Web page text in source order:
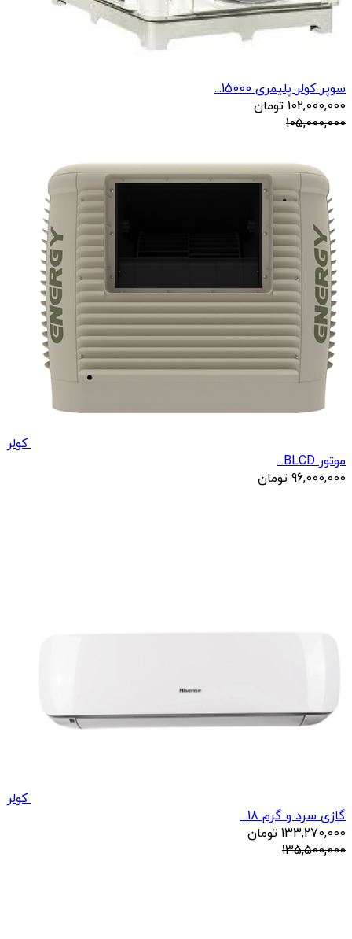
سوپر کولر پلیمری 15000...
102,000,000 تومان
105,000,000
کولر
موتور BLCD...
96,000,000 تومان
کولر
گازی سرد و گرم 18...
133,270,000 تومان
135,500,000